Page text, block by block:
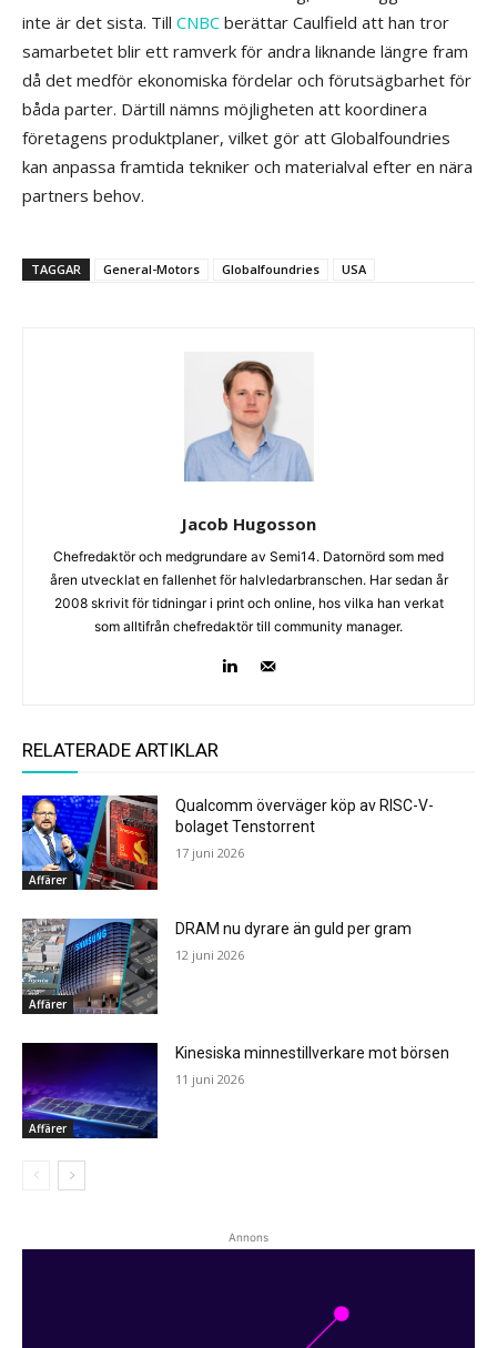
inte är det sista. Till CNBC berättar Caulfield att han tror
samarbetet blir ett ramverk för andra liknande längre fram
då det medför ekonomiska fördelar och förutsägbarhet för
båda parter. Därtill nämns möjligheten att koordinera
företagens produktplaner, vilket gör att Globalfoundries
kan anpassa framtida tekniker och materialval efter en nära
partners behov.
TAGGAR General-Motors Globalfoundries USA
Jacob Hugosson
Chefredaktör och medgrundare av Semi14. Datornörd som med
åren utvecklat en fallenhet för halvledarbranschen. Har sedan år
2008 skrivit för tidningar i print och online, hos vilka han verkat
som alltifrån chefredaktör till community manager.
RELATERADE ARTIKLAR
Affärer
Qualcomm överväger köp av RISC-V-
bolaget Tenstorrent
17 juni 2026
Affärer
DRAM nu dyrare än guld per gram
12 juni 2026
Affärer
Kinesiska minnestillverkare mot börsen
11 juni 2026
Annons